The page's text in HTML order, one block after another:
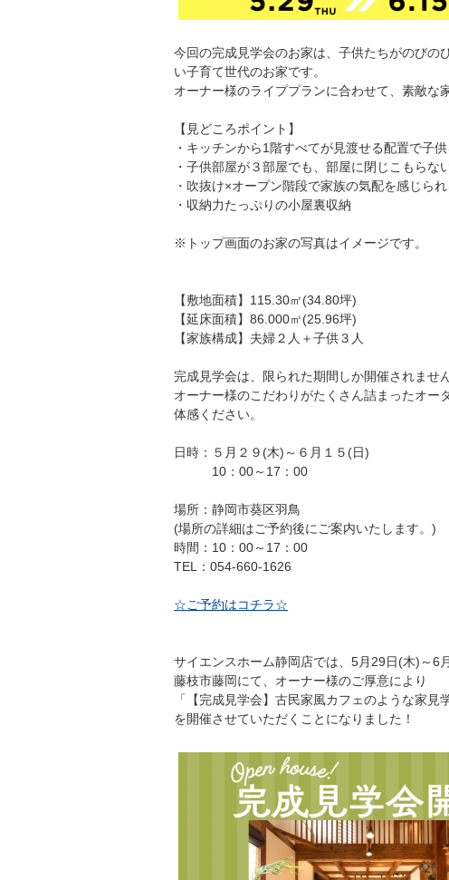
今回の完成見学会のお家は、子供たちがのびの
い子育て世代のお家です。
オーナー様のライププランに合わせて、素敵な
【見どころポイント】
・キッチンから1階すべてが見渡せる配置で子
・子供部屋が３部屋でも、部屋に閉じこもらな
・吹抜け×オープン階段で家族の気配を感じられ
・収納力たっぷりの小屋裏収納
※トップ画面のお家の写真はイメージです。
【敷地面積】115.30㎡(34.80坪)
【延床面積】86.000㎡(25.96坪)
【家族構成】夫婦２人＋子供３人
完成見学会は、限られた期間しか開催されません
オーナー様のこだわりがたくさん詰まったオ
体感ください。
日時：５月２９(木)～６月１５(日)
10：00～17：00
場所：静岡市葵区羽鳥
(場所の詳細はご予約後にご案内いたします。)
時間：10：00～17：00
TEL：054-660-1626
☆ご予約はコチラ☆
サイエンスホーム静岡店では、5月29日(木)～6
藤枝市藤岡にて、オーナー様のご厚意により
「【完成見学会】古民家風カフェのような家見
を開催させていただくことになりました！